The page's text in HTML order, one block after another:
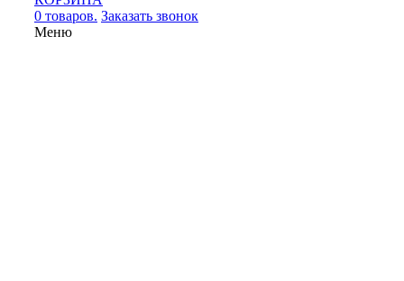
0 товаров. Заказать звонок
Меню